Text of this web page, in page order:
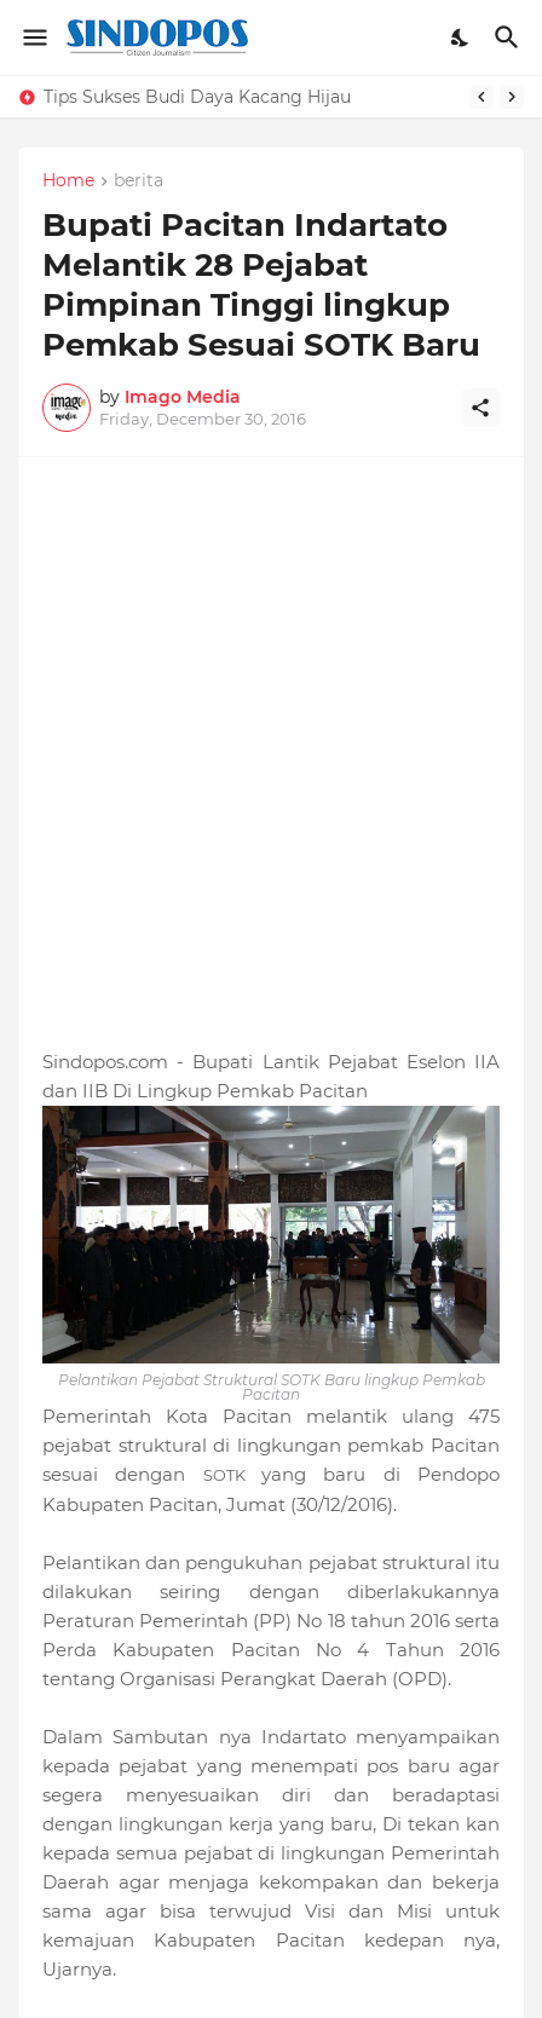
Tips Sukses Budi Daya Kacang Hijau
Home berita
Bupati Pacitan Indartato
Melantik 28 Pejabat
Pimpinan Tinggi lingkup
Pemkab Sesuai SOTK Baru
by Imago Media
Friday, December 30, 2016
Sindopos.com - Bupati Lantik Pejabat Eselon IIA
dan IIB Di Lingkup Pemkab Pacitan
Pelantikan Pejabat Struktural SOTK Baru lingkup Pemkab
Pacitan
Pemerintah Kota Pacitan melantik ulang 475
pejabat struktural di lingkungan pemkab Pacitan
sesuai dengan
SOTKyang baru di Pendopo
Kabupaten Pacitan, Jumat (30/12/2016).
Pelantikan dan pengukuhan pejabat struktural itu
dilakukan seiring dengan diberlakukannya
Peraturan Pemerintah (PP) No 18 tahun 2016 serta
Perda Kabupaten Pacitan No 4 Tahun 2016
tentang Organisasi Perangkat Daerah (OPD).
Dalam Sambutan nya Indartato menyampaikan
kepada pejabat yang menempati pos baru agar
segera menyesuaikan diri dan beradaptasi
dengan lingkungan kerja yang baru, Di tekan kan
kepada semua pejabat di lingkungan Pemerintah
Daerah agar menjaga kekompakan dan bekerja
sama agar bisa terwujud Visi dan Misi untuk
kemajuan Kabupaten Pacitan kedepan nya,
Ujarnya.